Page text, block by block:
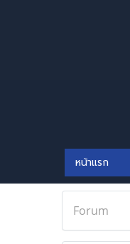
หน้าแรก
Forum